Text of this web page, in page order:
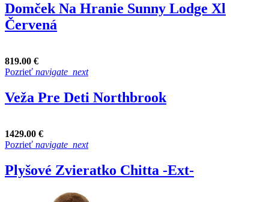
Domček Na Hranie Sunny Lodge Xl
Červená
819.00 €
Pozrieť navigate_next
Veža Pre Deti Northbrook
1429.00 €
Pozrieť navigate_next
Plyšové Zvieratko Chitta -Ext-